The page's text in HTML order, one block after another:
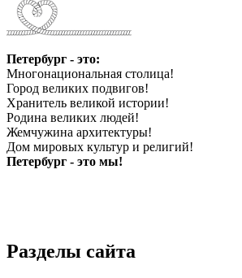
Петербург - это:
Многонациональная столица!
Город великих подвигов!
Хранитель великой истории!
Родина великих людей!
Жемчужина архитектуры!
Дом мировых культур и религий!
Петербург - это мы!
Разделы сайта